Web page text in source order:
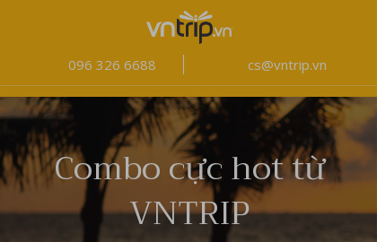
cs@vntrip.vn
096 326 6688
Combo cực hot từ
VNTRIP